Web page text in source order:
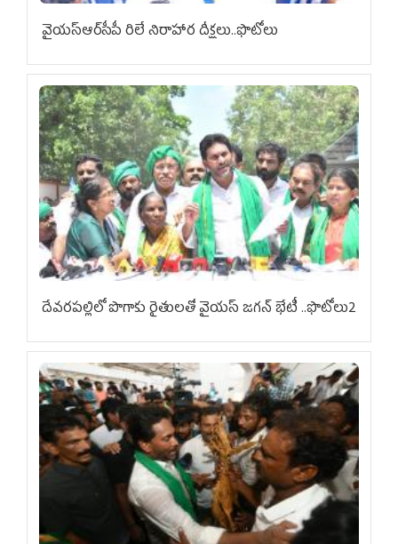
వైయ‌స్ఆర్‌సీపీ రిలే నిరాహార దీక్షలు..ఫొటోలు
దేవరపల్లిలో పొగాకు రైతులతో వైయస్ జగన్ భేటీ ..ఫొటోలు2